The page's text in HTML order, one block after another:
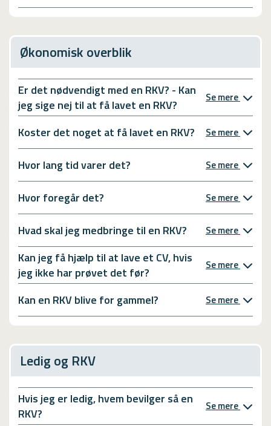
Økonomisk overblik
Er det nødvendigt med en RKV? - Kan
jeg sige nej til at få lavet en RKV?
Se mere
Koster det noget at få lavet en RKV? Se mere
Hvor lang tid varer det? Se mere
Hvor foregår det? Se mere
Hvad skal jeg medbringe til en RKV? Se mere
Kan jeg få hjælp til at lave et CV, hvis
jeg ikke har prøvet det før?
Se mere
Kan en RKV blive for gammel? Se mere
Ledig og RKV
Hvis jeg er ledig, hvem bevilger så en
RKV?
Se mere